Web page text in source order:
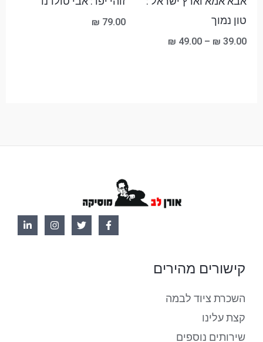
טון נמוך
₪ 39.00
–
₪ 49.00
₪ 79.00
קישורים מהירים
השכרת ציוד לבמה
קצת עלינו
שירותים נוספים